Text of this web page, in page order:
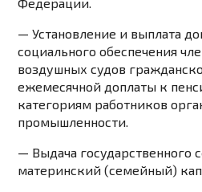
— Установление и выплата
социального обеспечения
воздушных судов
ежемесячной доплаты к
категориям работников
промышленности.
— Выдача государственного
материнский (семейный)